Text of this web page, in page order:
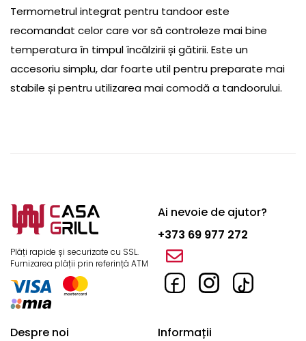
Termometrul integrat pentru tandoor este
recomandat celor care vor să controleze mai bine
temperatura în timpul încălzirii și gătirii. Este un
accesoriu simplu, dar foarte util pentru preparate mai
stabile și pentru utilizarea mai comodă a tandoorului.
Plăți rapide și securizate cu SSL.
Furnizarea plății prin referință ATM
Ai nevoie de ajutor?
+373 69 977 272
Despre noi Informații